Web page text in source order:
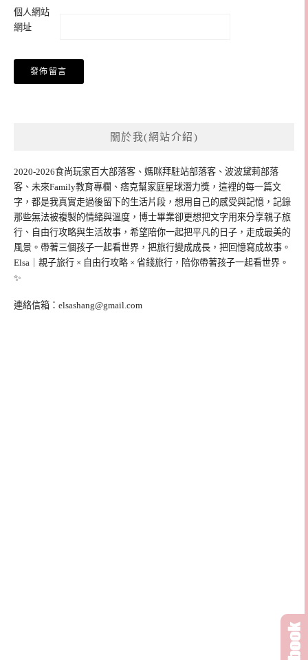
個人網站
網址
關於我(網站介紹)
2020-2026食尚玩家百大部落客、媽咪拜駐站部落客、波波黛莉部落
客、未來Family教育專欄、痞克幫家庭星球潛力獎，這裡的每一篇文
字，都是我真實走過後留下的生活片段，想用自己的感受與記憶，記錄
那些無法被複製的情緒與溫度，博士畢業卻更想把文字用來分享親子旅
行、自由行攻略與生活故事，希望陪你一起把平凡的日子，走成最美的
風景。帶著三個孩子一起看世界，把旅行變成成長，把回憶寫成故事。
Elsa｜親子旅行 × 自由行攻略 × 省錢旅行，陪你帶著孩子一起看世界。
✨
連絡信箱： elsashang@gmail.com